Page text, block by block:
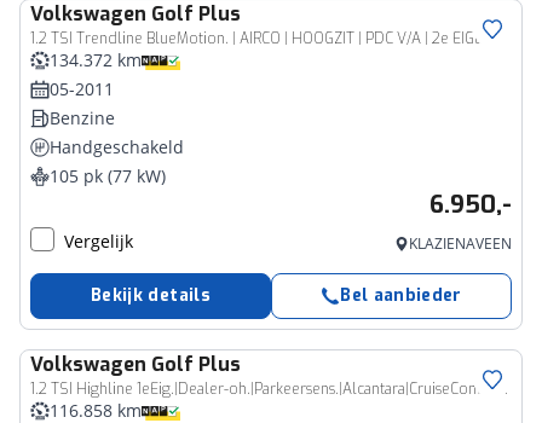
Volkswagen Golf Plus
1.2 TSI Trendline BlueMotion. | AIRCO | HOOGZIT | PDC V/A | 2e EIGENAAR |
134.372 km
05-2011
Benzine
Handgeschakeld
105 pk (77 kW)
6.950,-
Vergelijk KLAZIENAVEEN
Bekijk details Bel aanbieder
Volkswagen Golf Plus
1.2 TSI Highline 1eEig.|Dealer-oh.|Parkeersens.|Alcantara|CruiseControl|Klimaatreg.
116.858 km